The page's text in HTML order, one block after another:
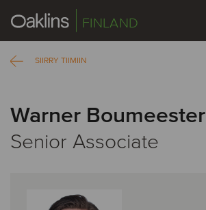
FINLAND
SIIRRY TIIMIIN
Warner Boumeester
Senior Associate